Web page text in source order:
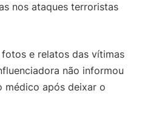
nos ataques terroristas
e relatos das vítimas
não informou
médico após deixar o